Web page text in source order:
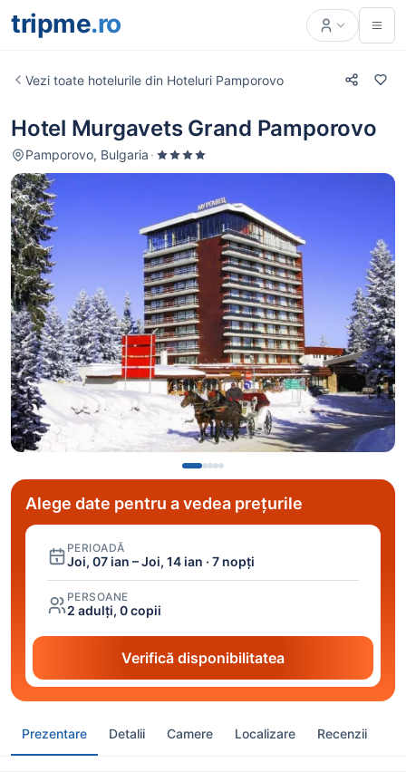
tripme.ro
Alege date pentru a vedea prețurile
PERIOADĂ
Joi, 07 ian – Joi, 14 ian · 7 nopți
PERSOANE
2 adulți, 0 copii
Verifică disponibilitatea
Vezi toate hotelurile din Hoteluri Pamporovo
Prezentare Detalii Camere Localizare Recenzii
Hotel Murgavets Grand Pamporovo
Pamporovo, Bulgaria ·